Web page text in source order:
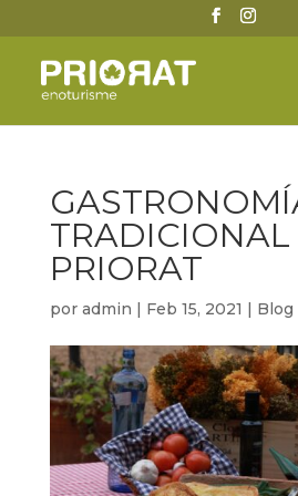
PRIORAT
por admin | Feb 15, 2021 | Blog